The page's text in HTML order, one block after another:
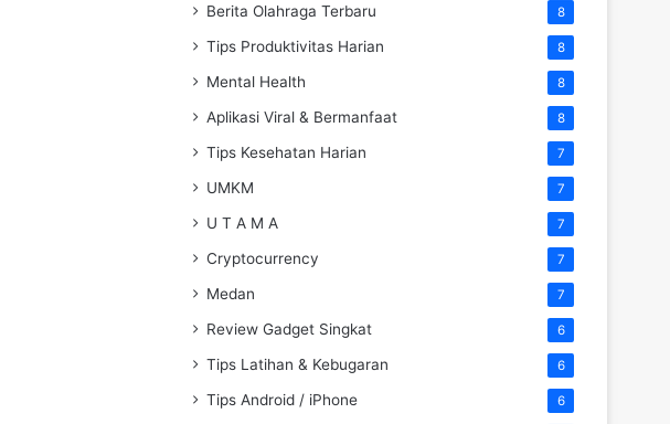
Berita Olahraga Terbaru 8
Tips Produktivitas Harian 8
Mental Health 8
Aplikasi Viral & Bermanfaat 8
Tips Kesehatan Harian 7
UMKM 7
U T A M A 7
Cryptocurrency 7
Medan 7
Review Gadget Singkat 6
Tips Latihan & Kebugaran 6
Tips Android / iPhone 6